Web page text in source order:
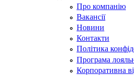
Про компанію
Вакансії
Новини
Контакти
Політика
Програма
Корпоративна